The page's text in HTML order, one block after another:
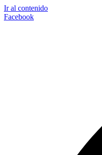
Ir al contenido
Facebook